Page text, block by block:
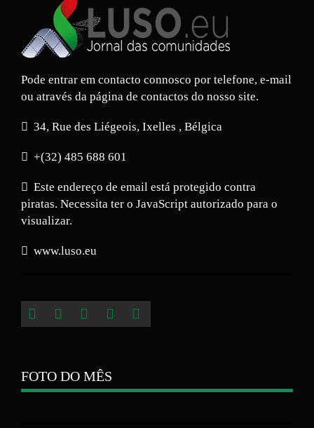
Pode entrar em contacto connosco por telefone, e-mail
ou através da página de contactos do nosso site.
34, Rue des Liégeois, Ixelles , Bélgica
+(32) 485 688 601
Este endereço de email está protegido contra
piratas. Necessita ter o JavaScript autorizado para o
visualizar.
www.luso.eu
FOTO DO MÊS